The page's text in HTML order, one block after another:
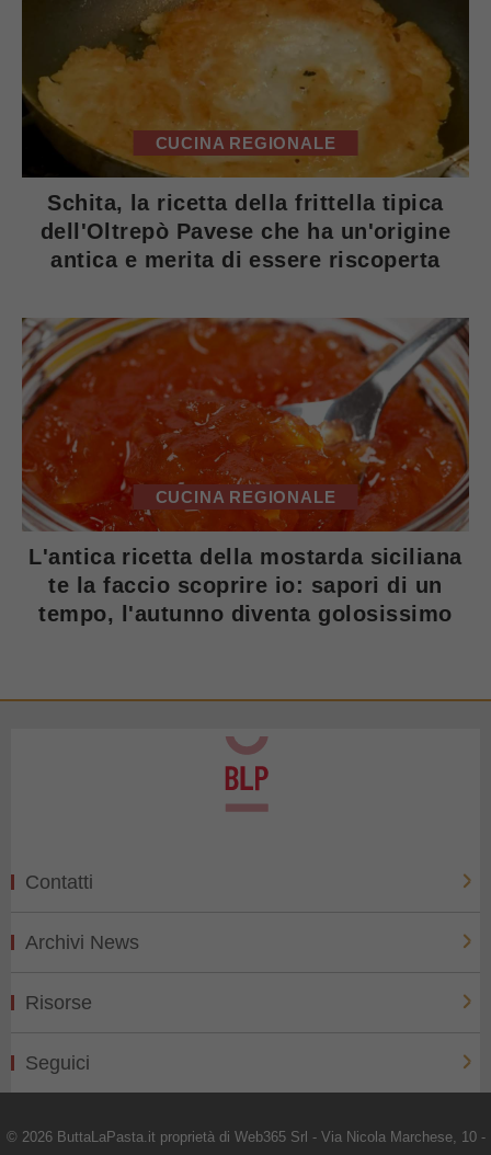
CUCINA REGIONALE
Schita, la ricetta della frittella tipica
dell'Oltrepò Pavese che ha un'origine
antica e merita di essere riscoperta
CUCINA REGIONALE
L'antica ricetta della mostarda siciliana
te la faccio scoprire io: sapori di un
tempo, l'autunno diventa golosissimo
Contatti
Archivi News
Risorse
Seguici
© 2026 ButtaLaPasta.it proprietà di Web365 Srl - Via Nicola Marchese, 10 -